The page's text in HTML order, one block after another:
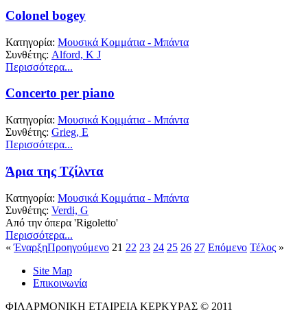
Colonel bogey
Κατηγορία: Μουσικά Κομμάτια - Μπάντα
Συνθέτης: Alford, K J
Περισσότερα...
Concerto per piano
Κατηγορία: Μουσικά Κομμάτια - Μπάντα
Συνθέτης: Grieg, E
Περισσότερα...
Άρια της Τζίλντα
Κατηγορία: Μουσικά Κομμάτια - Μπάντα
Συνθέτης: Verdi, G
Από την όπερα 'Rigoletto'
Περισσότερα...
«ΈναρξηΠροηγούμενο 21 22 23 24 25 26 27 Επόμενο Τέλος »
Site Map
Επικοινωνία
ΦΙΛΑΡΜΟΝΙΚΗ ΕΤΑΙΡΕΙΑ ΚΕΡΚΥΡΑΣ © 2011